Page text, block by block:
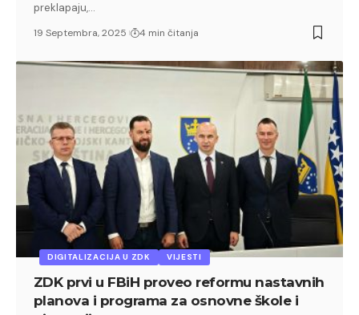
preklapaju,…
19 Septembra, 2025 4 min čitanja
DIGITALIZACIJA U ZDK VIJESTI
ZDK prvi u FBiH proveo reformu nastavnih
planova i programa za osnovne škole i